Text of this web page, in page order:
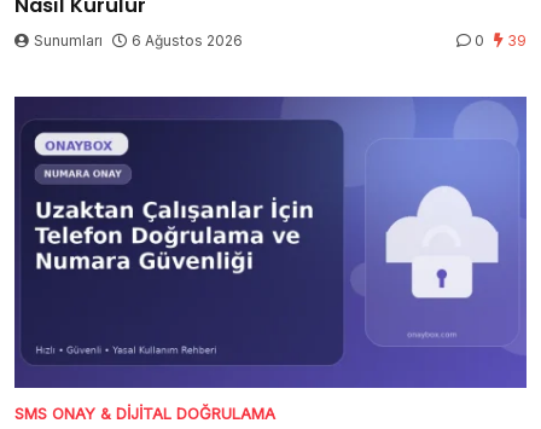
Nasıl Kurulur
Sunumları 6 Ağustos 2026 0 39
SMS ONAY & DIJITAL DOĞRULAMA